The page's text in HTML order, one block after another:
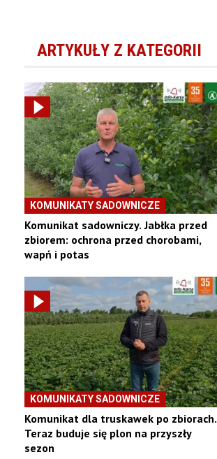
ARTYKUŁY Z KATEGORII
KOMUNIKATY SADOWNICZE
Komunikat sadowniczy. Jabłka przed
zbiorem: ochrona przed chorobami,
wapń i potas
KOMUNIKATY SADOWNICZE
Komunikat dla truskawek po zbiorach.
Teraz buduje się plon na przyszły
sezon